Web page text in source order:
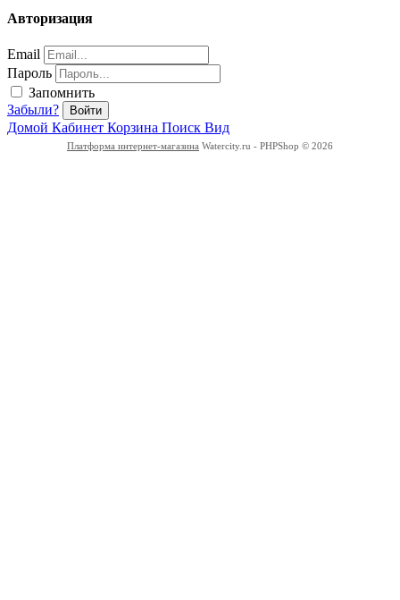
Авторизация
Email
Пароль
Запомнить
Забыли?
Войти
Домой Кабинет Корзина Поиск Вид
Платформа интернет-магазина Watercity.ru - PHPShop © 2026